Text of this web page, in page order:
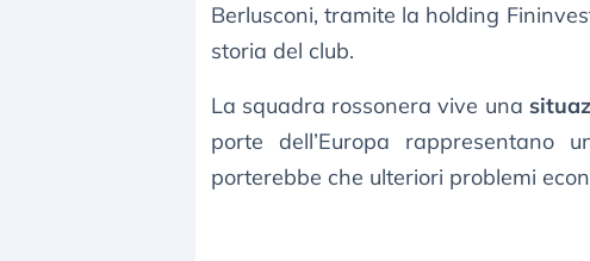
Berlusconi, tramite la holding
storia del club.
La squadra rossonera vive una
porte dell’Europa
porterebbe che ulteriori problemi